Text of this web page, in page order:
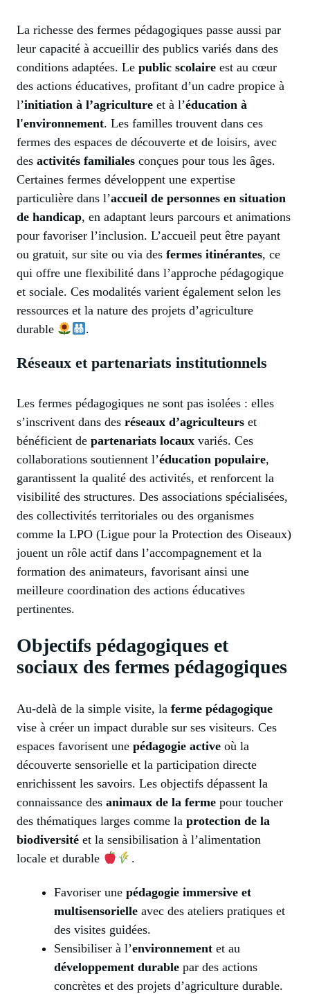
La richesse des fermes pédagogiques passe aussi par
leur capacité à accueillir des publics variés dans des
conditions adaptées. Le public scolaire est au cœur
des actions éducatives, profitant d’un cadre propice à
l’initiation à l’agriculture et à l’éducation à
l'environnement. Les familles trouvent dans ces
fermes des espaces de découverte et de loisirs, avec
des activités familiales conçues pour tous les âges.
Certaines fermes développent une expertise
particulière dans l’accueil de personnes en situation
de handicap, en adaptant leurs parcours et animations
pour favoriser l’inclusion. L’accueil peut être payant
ou gratuit, sur site ou via des fermes itinérantes, ce
qui offre une flexibilité dans l’approche pédagogique
et sociale. Ces modalités varient également selon les
ressources et la nature des projets d’agriculture
durable
.
Réseaux et partenariats institutionnels
Les fermes pédagogiques ne sont pas isolées : elles
s’inscrivent dans des réseaux d’agriculteurs et
bénéficient de partenariats locaux variés. Ces
collaborations soutiennent l’éducation populaire,
garantissent la qualité des activités, et renforcent la
visibilité des structures. Des associations spécialisées,
des collectivités territoriales ou des organismes
comme la LPO (Ligue pour la Protection des Oiseaux)
jouent un rôle actif dans l’accompagnement et la
formation des animateurs, favorisant ainsi une
meilleure coordination des actions éducatives
pertinentes.
Objectifs pédagogiques et
sociaux des fermes pédagogiques
Au-delà de la simple visite, la ferme pédagogique
vise à créer un impact durable sur ses visiteurs. Ces
espaces favorisent une pédagogie active où la
découverte sensorielle et la participation directe
enrichissent les savoirs. Les objectifs dépassent la
connaissance des animaux de la ferme pour toucher
des thématiques larges comme la protection de la
biodiversité et la sensibilisation à l’alimentation
locale et durable
.
Favoriser une pédagogie immersive et
multisensorielle avec des ateliers pratiques et
des visites guidées.
Sensibiliser à l’environnement et au
développement durable par des actions
concrètes et des projets d’agriculture durable.